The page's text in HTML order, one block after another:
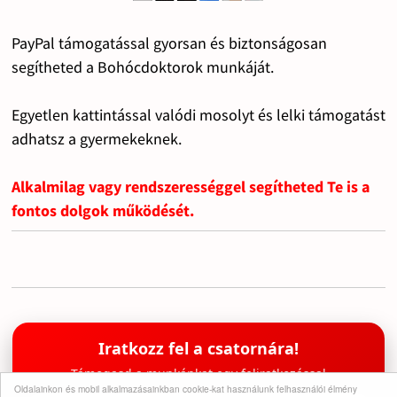
Oldalainkon és mobil alkalmazásainkban cookie-kat használunk felhasználói élmény
PayPal támogatással gyorsan és biztonságosan
segítheted a Bohócdoktorok munkáját.
Egyetlen kattintással valódi mosolyt és lelki támogatást
adhatsz a gyermekeknek.
Alkalmilag vagy rendszerességgel segítheted Te is a
fontos dolgok működését.
Iratkozz fel a csatornára!
Támogasd a munkánkat egy feliratkozással